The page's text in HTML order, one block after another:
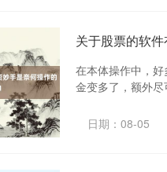
关于股票的软
在本体操作中，
金变多了，额外
日期：08-05